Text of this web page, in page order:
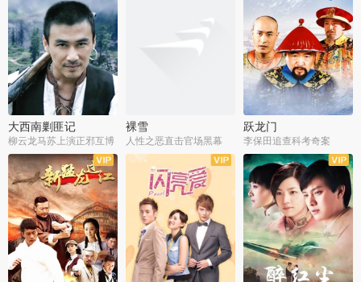
大西南剿匪记
柳云龙马苏上演正邪互博
裸雪
人性之恶直击官场黑幕
跃龙门
李保田追查科考奇案
全36集
全37集 全30集